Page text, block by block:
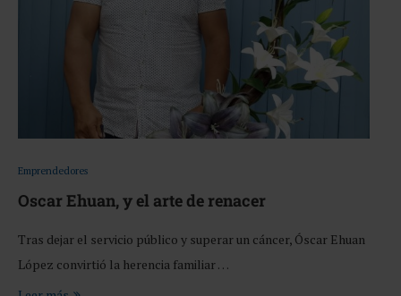
Emprendedores
Oscar Ehuan, y el arte de renacer
Tras dejar el servicio público y superar un cáncer, Óscar Ehuan
López convirtió la herencia familiar …